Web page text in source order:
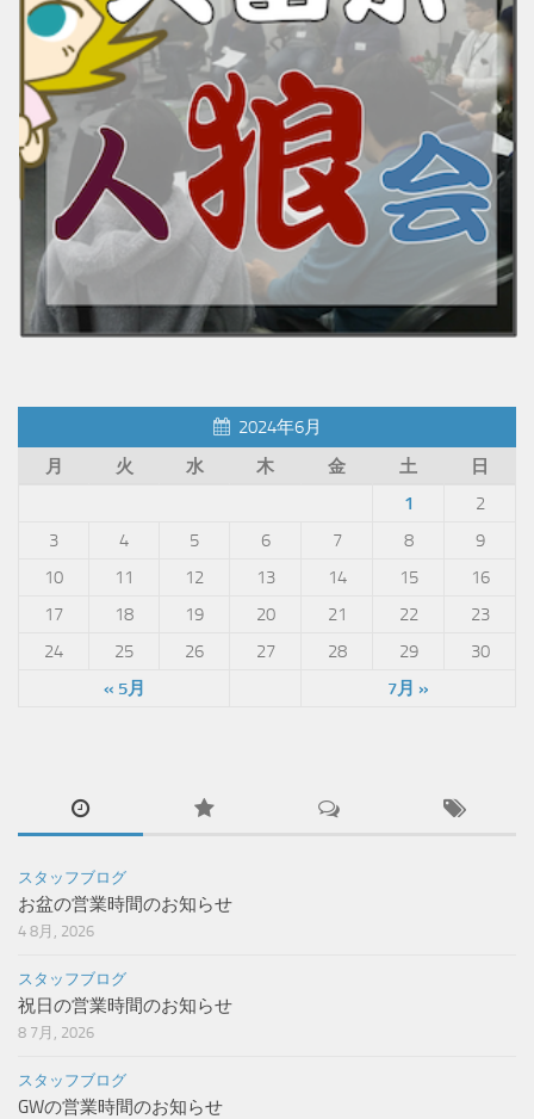
2024年6月
月
火 水 木 金 土 日
« 5月 7月 »
1
2
3
4 5 6 7 8
9
10
11 12 13 14 15
16
17
18 19 20 21 22
23
24
25 26 27 28 29 30
スタッフブログ
お盆の営業時間のお知らせ
4 8月, 2026
スタッフブログ
祝日の営業時間のお知らせ
8 7月, 2026
スタッフブログ
GWの営業時間のお知らせ